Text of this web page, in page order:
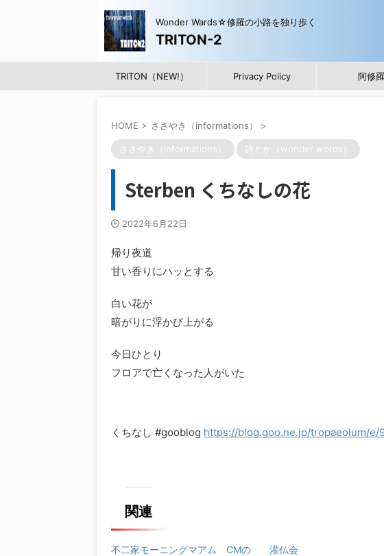
Wonder Wards☆修羅の小路を独り歩く
TRITON-2
TRITON（NEW!） Privacy Policy 阿修羅
HOME > ささやき（informations） >
ささやき（informations） 詩とか（wonder words）
Sterben くちなしの花
2022年6月22日
帰り夜道
甘い香りにハッとする
白い花が
暗がりに浮かび上がる
今日ひとり
フロアで亡くなった人がいた
くちなし #gooblog https://blog.goo.ne.jp/tropaeolum/
関連
不二家モーニングマアム CMの
灌仏会